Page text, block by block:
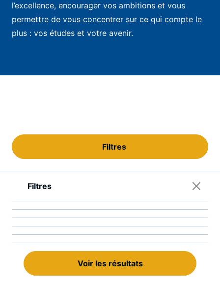
l’excellence, encourager vos ambitions et vous
permettre de vous concentrer sur ce qui compte le
plus : vos études et votre avenir.
INSTANTSEARCH_INPUT_LABEL
Filtres
Filtres
Voir les résultats